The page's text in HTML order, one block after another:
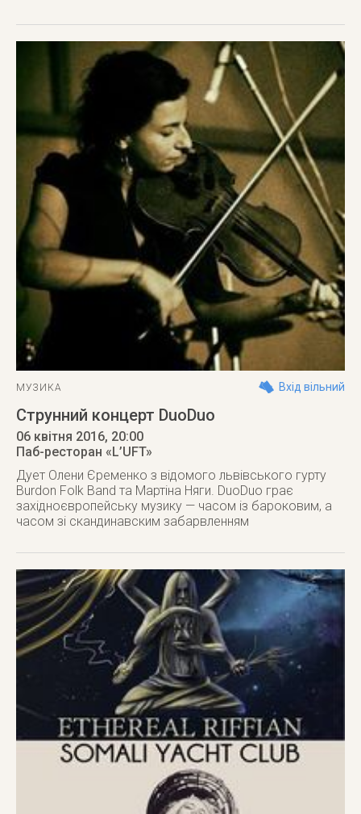
МУЗИКА Вхід вільний
Струнний концерт DuoDuo
06 квітня 2016, 20:00
Паб-ресторан «L’UFT»
Дует Олени Єременко з відомого львівського гурту
Burdon Folk Band та Мартіна Няги. DuoDuo грає
західноєвропейську музику — часом із бароковим, а
часом зі скандинавским забарвленням